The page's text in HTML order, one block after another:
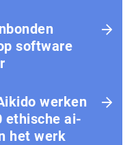
software
werken
ethische ai-
het werk